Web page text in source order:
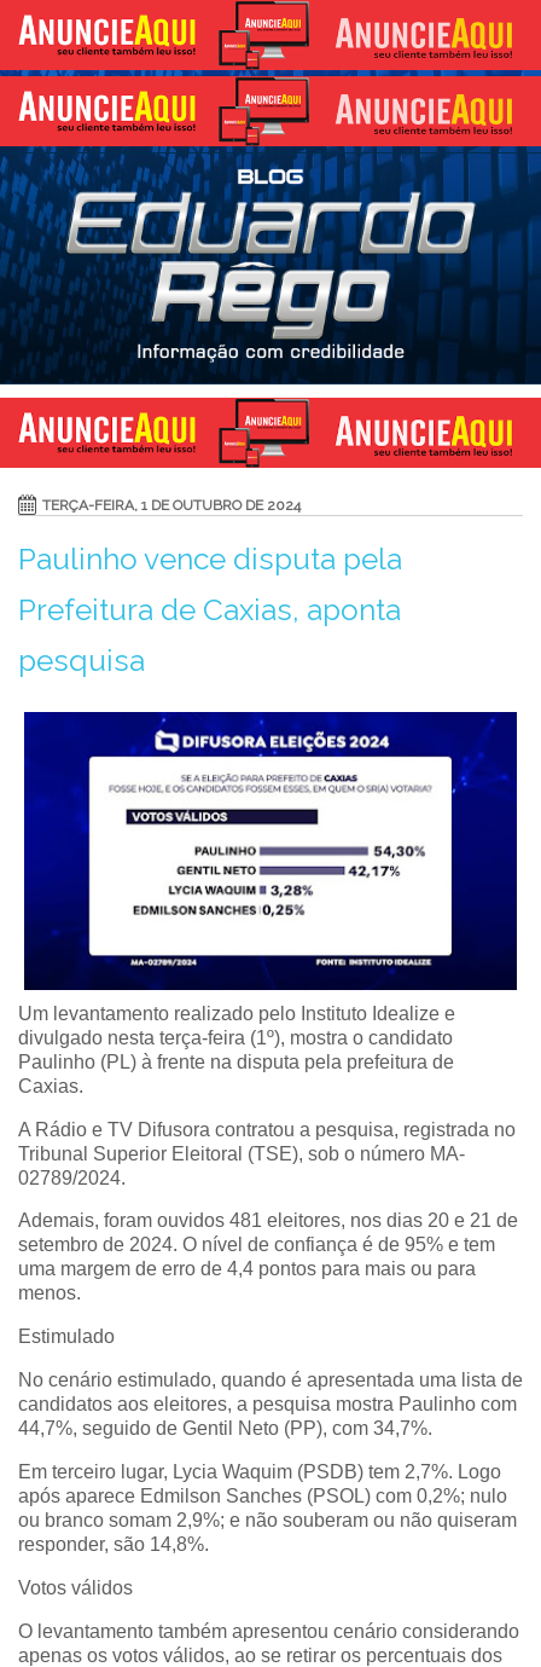
TERÇA-FEIRA, 1 DE OUTUBRO DE 2024
Paulinho vence disputa pela
Prefeitura de Caxias, aponta
pesquisa
Um levantamento realizado pelo Instituto Idealize e
divulgado nesta terça-feira (1º), mostra o candidato
Paulinho (PL) à frente na disputa pela prefeitura de
Caxias.
A Rádio e TV Difusora contratou a pesquisa, registrada no
Tribunal Superior Eleitoral (TSE), sob o número MA-
02789/2024.
Ademais, foram ouvidos 481 eleitores, nos dias 20 e 21 de
setembro de 2024. O nível de confiança é de 95% e tem
uma margem de erro de 4,4 pontos para mais ou para
menos.
Estimulado
No cenário estimulado, quando é apresentada uma lista de
candidatos aos eleitores, a pesquisa mostra Paulinho com
44,7%, seguido de Gentil Neto (PP), com 34,7%.
Em terceiro lugar, Lycia Waquim (PSDB) tem 2,7%. Logo
após aparece Edmilson Sanches (PSOL) com 0,2%; nulo
ou branco somam 2,9%; e não souberam ou não quiseram
responder, são 14,8%.
Votos válidos
O levantamento também apresentou cenário considerando
apenas os votos válidos, ao se retirar os percentuais dos